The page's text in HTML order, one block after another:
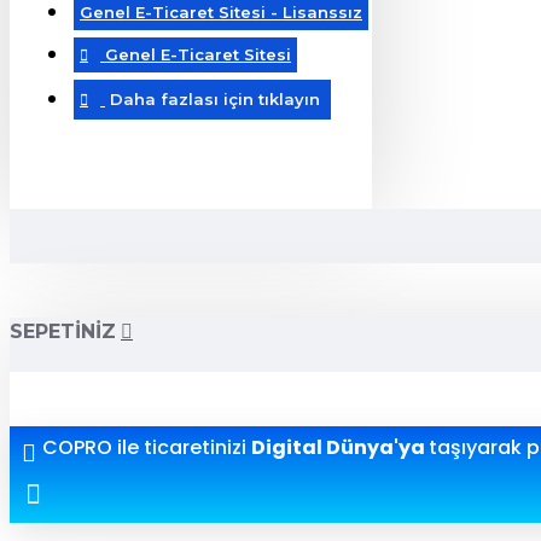
Genel E-Ticaret Sitesi - Lisanssız
Genel E-Ticaret Sitesi
Daha fazlası için tıklayın
SEPETINIZ
COPRO ile ticaretinizi Digital Dünya'ya taşıyarak